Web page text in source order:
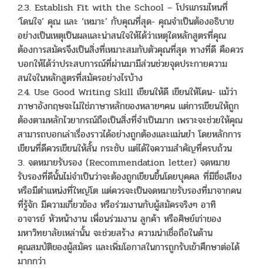
2.3. Establish Fit with the School – โปรแกรมไหนที่
‘โดนใจ’ คุณ และ ‘เหมาะ’ กับคุณที่สุด- คุณจำเป็นต้องอธิบาย
อย่างเป็นเหตุเป็นผลและน่าสนใจให้ได้ว่าเหตุใดหลักสูตรที่คุณ
ต้องการสมัครจึงเป็นสิ่งที่เหมาะสมกับตัวคุณที่สุด ทางที่ดี คือควร
บอกให้ได้ว่าประสบการณ์ที่ผ่านมามีส่วนช่วยจุดประกายความ
สนใจในหลักสูตรที่สมัครอย่างไรบ้าง
2.4. Use Good Writing Skill เขียนให้ดี เขียนให้โดน- แม้ว่า
ภาษาอังกฤษจะไม่ใช่ภาษาหลักของหลายๆคน แต่การเขียนให้ถูก
ต้องตามหลักไวยากรณ์ถือเป็นสิ่งที่จำเป็นมาก เพราะจะช่วยให้คุณ
สามารถบอกเล่าเรื่องราวได้อย่างถูกต้องและแม่นยำ โดยหลักการ
เขียนที่ดีควรเขียนให้สั้น กระชับ แต่ได้ใจความสำคัญที่ครบถ้วน
3. จดหมายรับรอง (Recommendation letter) จดหมาย
รับรองที่ดีนั้นไม่จำเป็นว่าจะต้องถูกเขียนขึ้นโดยบุคคล ที่มีชื่อเสียง
หรือมีตำแหน่งที่ใหญ่โต แต่ควรจะเป็นจดหมายรับรองที่มาจากคน
ที่รู้จัก มีความเกี่ยวข้อง หรือร่วมงานกับผู้สมัครจริงๆ อาทิ
อาจารย์ หัวหน้างาน เพื่อนร่วมงาน ลูกค้า หรือศิษย์เก่าของ
มหาวิทยาลัยเหล่านั้น จะช่วยสร้าง ความน่าเชื่อถือในด้าน
คุณสมบัติของผู้สมัคร และเพิ่มโอกาสในการถูกรับเข้าศึกษาต่อได้
มากกว่า